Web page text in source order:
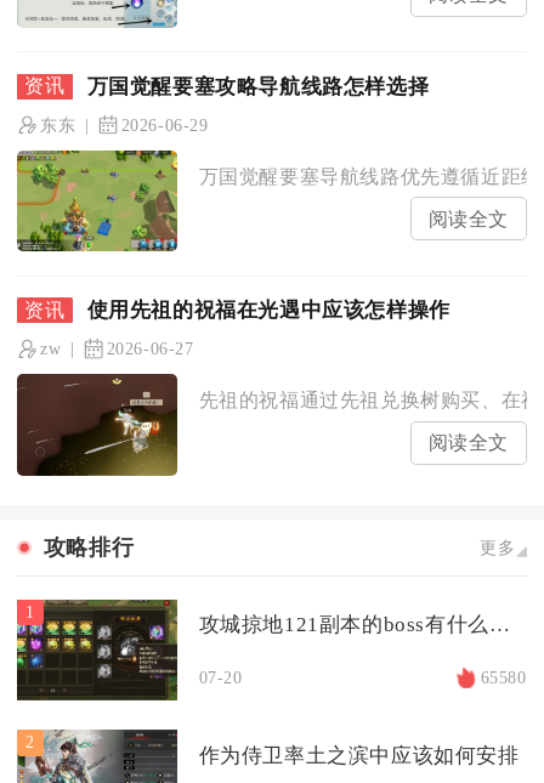
万国觉醒要塞攻略导航线路怎样选择
东东 2026-06-29
万国觉醒要塞导航线路优先遵循近距
阅读全文
使用先祖的祝福在光遇中应该怎样操作
zw 2026-06-27
先祖的祝福通过先祖兑换树购买、在
阅读全文
攻略排行 更多
1
攻城掠地121副本的boss有什么特点
07-20 65580
2
作为侍卫率土之滨中应该如何安排